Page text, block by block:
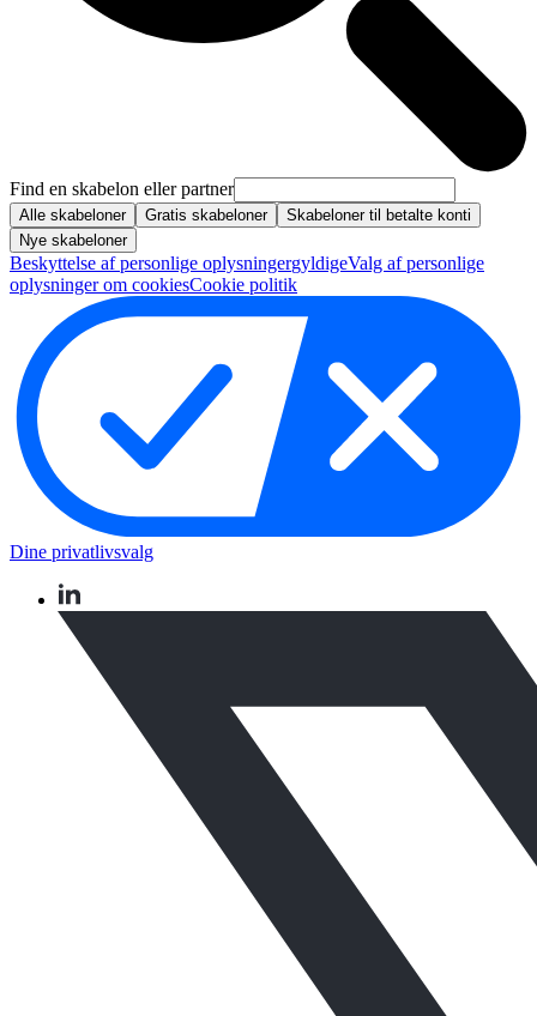
Find en skabelon eller partner
Alle skabeloner Gratis skabeloner
Skabeloner til betalte konti
Nye skabeloner
Beskyttelse af personlige oplysningergyldigeValg af personlige
oplysninger om cookiesCookie politik
Dine privatlivsvalg